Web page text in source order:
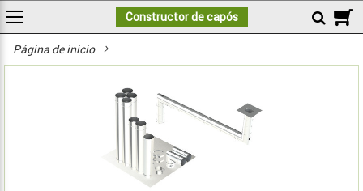
Constructor de capós
Página de inicio
COMPRAR